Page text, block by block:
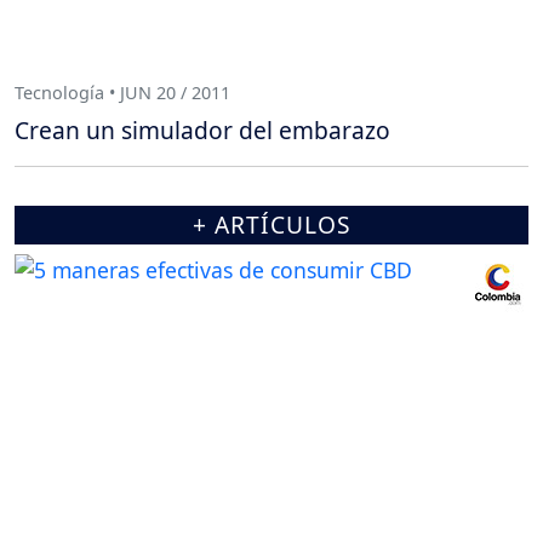
Tecnología • JUN 20 / 2011
Crean un simulador del embarazo
+ ARTÍCULOS